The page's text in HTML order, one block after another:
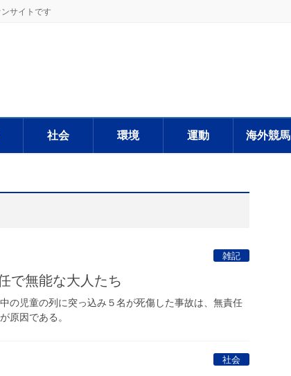
サイトです
社会 環境 運動 海外競馬
雑記
で無能な大人たち
の児童の列に突っ込み５名が死傷した事故は、無責任
原因である。
社会